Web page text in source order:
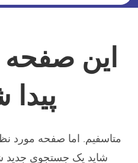
این صفحه
متاسفیم. اما صفحه مورد
شاید یک جستجوی جدید